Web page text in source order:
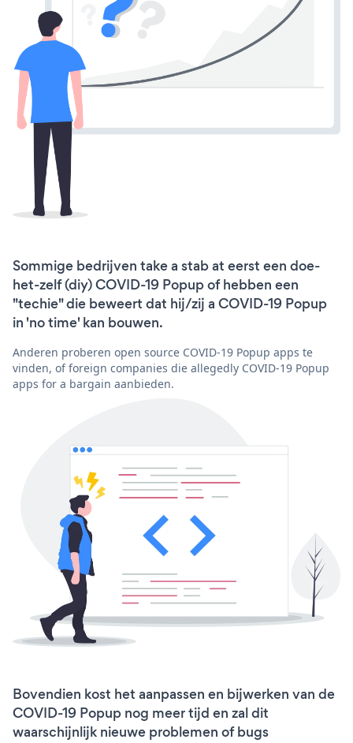
Sommige bedrijven take a stab at eerst een doe-
het-zelf (diy) COVID-19 Popup of hebben een
"techie" die beweert dat hij/zij a COVID-19 Popup
in 'no time' kan bouwen.
Anderen proberen open source COVID-19 Popup apps te
vinden, of foreign companies die allegedly COVID-19 Popup
apps for a bargain aanbieden.
Bovendien kost het aanpassen en bijwerken van de
COVID-19 Popup nog meer tijd en zal dit
waarschijnlijk nieuwe problemen of bugs